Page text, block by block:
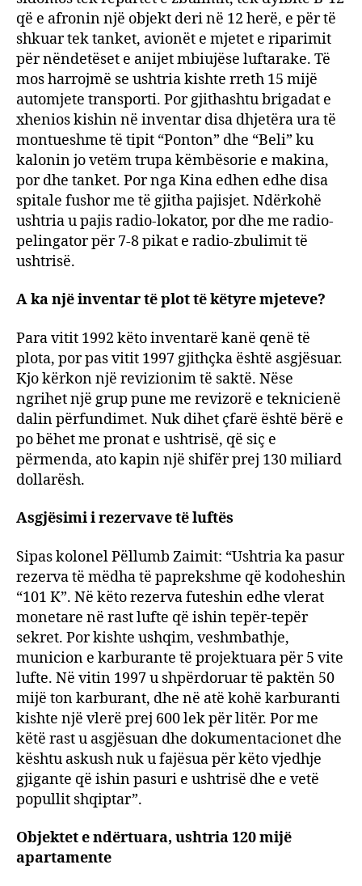
që e afronin një objekt deri në 12 herë, e për të
shkuar tek tanket, avionët e mjetet e riparimit
për nëndetëset e anijet mbiujëse luftarake. Të
mos harrojmë se ushtria kishte rreth 15 mijë
automjete transporti. Por gjithashtu brigadat e
xhenios kishin në inventar disa dhjetëra ura të
montueshme të tipit “Ponton” dhe “Beli” ku
kalonin jo vetëm trupa këmbësorie e makina,
por dhe tanket. Por nga Kina edhen edhe disa
spitale fushor me të gjitha pajisjet. Ndërkohë
ushtria u pajis radio-lokator, por dhe me radio-
pelingator për 7-8 pikat e radio-zbulimit të
ushtrisë.
A ka një inventar të plot të këtyre mjeteve?
Para vitit 1992 këto inventarë kanë qenë të
plota, por pas vitit 1997 gjithçka është asgjësuar.
Kjo kërkon një revizionim të saktë. Nëse
ngrihet një grup pune me revizorë e teknicienë
dalin përfundimet. Nuk dihet çfarë është bërë e
po bëhet me pronat e ushtrisë, që siç e
përmenda, ato kapin një shifër prej 130 miliard
dollarësh.
Asgjësimi i rezervave të luftës
Sipas kolonel Pëllumb Zaimit: “Ushtria ka pasur
rezerva të mëdha të paprekshme që kodoheshin
“101 K”. Në këto rezerva futeshin edhe vlerat
monetare në rast lufte që ishin tepër-tepër
sekret. Por kishte ushqim, veshmbathje,
municion e karburante të projektuara për 5 vite
lufte. Në vitin 1997 u shpërdoruar të paktën 50
mijë ton karburant, dhe në atë kohë karburanti
kishte një vlerë prej 600 lek për litër. Por me
këtë rast u asgjësuan dhe dokumentacionet dhe
kështu askush nuk u fajësua për këto vjedhje
gjigante që ishin pasuri e ushtrisë dhe e vetë
popullit shqiptar”.
Objektet e ndërtuara, ushtria 120 mijë
apartamente